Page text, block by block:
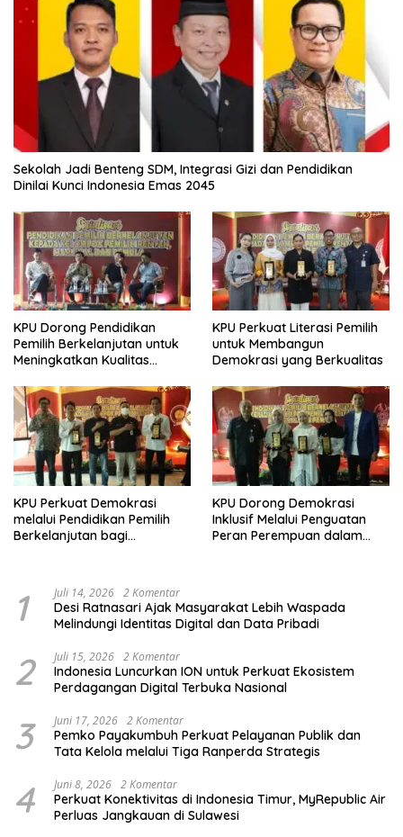
Sekolah Jadi Benteng SDM, Integrasi Gizi dan Pendidikan
Dinilai Kunci Indonesia Emas 2045
KPU Dorong Pendidikan
Pemilih Berkelanjutan untuk
Meningkatkan Kualitas
KPU Perkuat Literasi Pemilih
untuk Membangun
Demokrasi yang Berkualitas
KPU Perkuat Demokrasi
melalui Pendidikan Pemilih
Berkelanjutan bagi
KPU Dorong Demokrasi
Inklusif Melalui Penguatan
Peran Perempuan dalam
1 Juli 14, 2026 2 Komentar
Desi Ratnasari Ajak Masyarakat Lebih Waspada
Melindungi Identitas Digital dan Data Pribadi
2 Juli 15, 2026 2 Komentar
Indonesia Luncurkan ION untuk Perkuat Ekosistem
Perdagangan Digital Terbuka Nasional
3 Juni 17, 2026 2 Komentar
Pemko Payakumbuh Perkuat Pelayanan Publik dan
Tata Kelola melalui Tiga Ranperda Strategis
4 Juni 8, 2026 2 Komentar
Perkuat Konektivitas di Indonesia Timur, MyRepublic Air
Perluas Jangkauan di Sulawesi